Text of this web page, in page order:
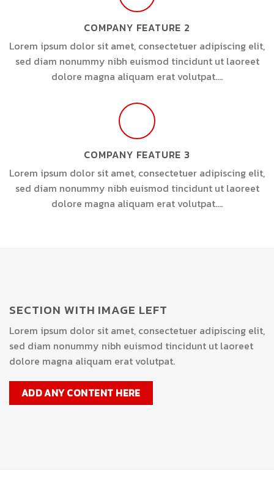
COMPANY FEATURE 2
Lorem ipsum dolor sit amet, consectetuer adipiscing elit,
sed diam nonummy nibh euismod tincidunt ut laoreet
dolore magna aliquam erat volutpat….
COMPANY FEATURE 3
Lorem ipsum dolor sit amet, consectetuer adipiscing elit,
sed diam nonummy nibh euismod tincidunt ut laoreet
dolore magna aliquam erat volutpat….
SECTION WITH IMAGE LEFT
Lorem ipsum dolor sit amet, consectetuer adipiscing elit,
sed diam nonummy nibh euismod tincidunt ut laoreet
dolore magna aliquam erat volutpat.
ADD ANY CONTENT HERE